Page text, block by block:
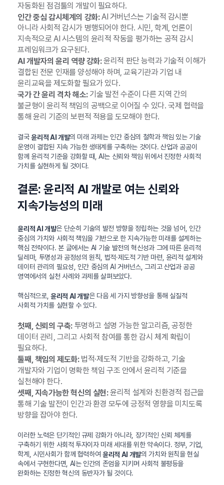
자동화된 점검툴의 개발이 필요하다.
인간 중심 감시체계의 강화:AI 거버넌스는 기술적 감시뿐
아니라 사회적 감시가 병행되어야 한다. 시민, 학계, 언론이
지속적으로 AI 시스템의 윤리적 작동을 평가하는 공적 감시
프레임워크가 요구된다.
AI 개발자의 윤리 역량 강화:윤리적 판단 능력과 기술적 이해가
결합된 전문 인재를 양성해야 하며, 교육기관과 기업 내
윤리교육을 제도화할 필요가 있다.
국가 간 윤리 격차 해소:기술 발전 수준이 다른 지역 간의
불균형이 윤리적 책임의 공백으로 이어질 수 있다. 국제 협력을
통해 윤리 기준의 보편적 적용을 도모해야 한다.
결국윤리적 AI 개발의 미래 과제는 인간 중심의 철학과 책임 있는 기술
운영이 결합된 지속 가능한 생태계를 구축하는 것이다. 산업과 공공이
함께 윤리적 기준을 강화할 때, AI는 신뢰와 책임 위에서 진정한 사회적
가치를 실현하게 될 것이다.
결론: 윤리적 AI 개발로 여는 신뢰와
지속가능성의 미래
윤리적 AI 개발은 단순히 기술의 발전 방향을 정립하는 것을 넘어, 인간
중심의 가치와 사회적 책임을 기반으로 한 지속가능한 미래를 설계하는
핵심 전략이다. 본 글에서는 AI 기술 발전의 혁신성과 그에 따른 윤리적
딜레마, 투명성과 공정성의 원칙, 법적·제도적 기반 마련, 윤리적 설계와
데이터 관리의 필요성, 인간 중심의 AI 거버넌스, 그리고 산업과 공공
영역에서의 실천 사례와 과제를 살펴보았다.
핵심적으로, 윤리적 AI 개발은 다음 세 가지 방향성을 통해 실질적
사회적 가치를 실현할 수 있다.
첫째, 신뢰의 구축:투명하고 설명 가능한 알고리즘, 공정한
데이터 관리, 그리고 사회적 참여를 통한 감시 체계 확립이
필요하다.
둘째, 책임의 제도화:법적·제도적 기반을 강화하고, 기술
개발자와 기업이 명확한 책임 구조 안에서 윤리적 기준을
실천해야 한다.
셋째, 지속가능한 혁신의 실현:윤리적 설계와 친환경적 접근을
통해 기술 발전이 인간과 환경 모두에 긍정적 영향을 미치도록
방향을 잡아야 한다.
이러한 노력은 단기적인 규제 강화가 아니라, 장기적인 신뢰 체계를
구축하기 위한 사회적 투자이자 미래 세대를 위한 약속이다. 정부, 기업,
학계, 시민사회가 함께 협력하여윤리적 AI 개발의 가치와 원칙을 현실
속에서 구현한다면, AI는 인간의 존엄을 지키며 사회적 불평등을
완화하는 진정한 혁신의 동반자가 될 것이다.